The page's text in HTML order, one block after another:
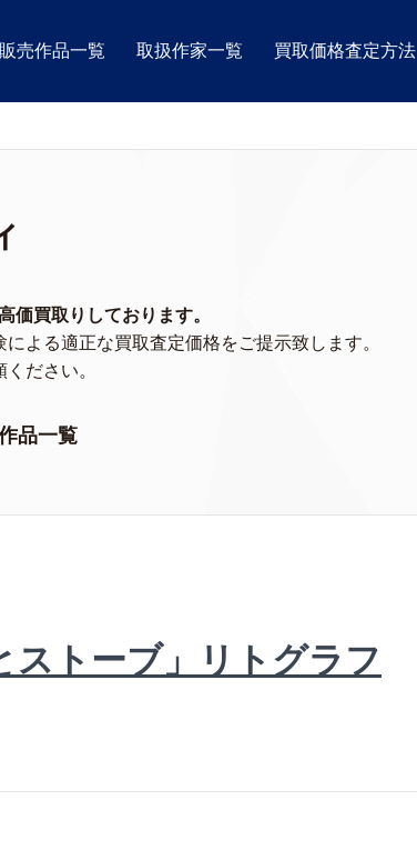
販売作品一覧 取扱作家一覧 買取価格査定方法
買取りしております。
よる適正な買取査定価格をご提示致します。
ださい。
品一覧
ストーブ」リトグラフ